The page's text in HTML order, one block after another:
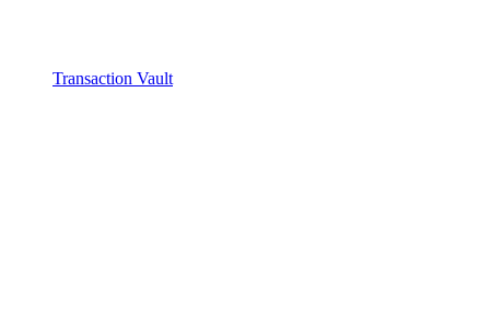
Transaction Vault